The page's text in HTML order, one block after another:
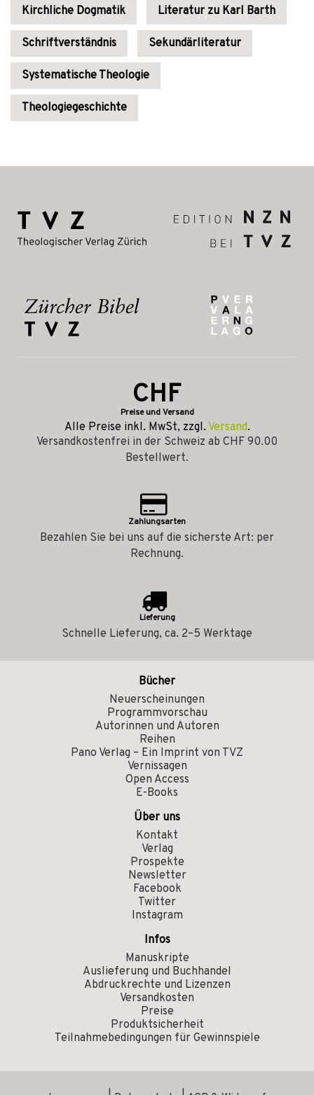
Kirchliche Dogmatik Literatur zu Karl Barth
Schriftverständnis Sekundärliteratur
Systematische Theologie
Theologiegeschichte
CHF
Preise und Versand
Alle Preise inkl. MwSt, zzgl. Versand.
Versandkostenfrei in der Schweiz ab CHF 90.00
Bestellwert.
Zahlungsarten
Bezahlen Sie bei uns auf die sicherste Art: per
Rechnung.
Lieferung
Schnelle Lieferung, ca. 2–5 Werktage
Bücher
Neuerscheinungen
Programmvorschau
Autorinnen und Autoren
Reihen
Pano Verlag – Ein Imprint von TVZ
Vernissagen
Open Access
E-Books
Über uns
Kontakt
Verlag
Prospekte
Newsletter
Facebook
Twitter
Instagram
Infos
Manuskripte
Auslieferung und Buchhandel
Abdruckrechte und Lizenzen
Versandkosten
Preise
Produktsicherheit
Teilnahmebedingungen für Gewinnspiele